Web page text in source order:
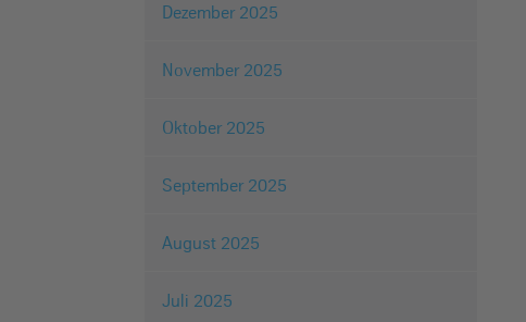
Dezember 2025
November 2025
Oktober 2025
September 2025
August 2025
Juli 2025